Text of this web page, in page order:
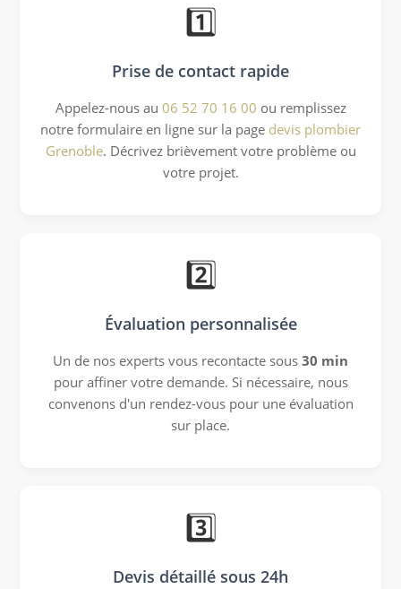
1️⃣
Prise de contact rapide
Appelez-nous au 06 52 70 16 00 ou remplissez
notre formulaire en ligne sur la page devis plombier
Grenoble. Décrivez brièvement votre problème ou
votre projet.
2️⃣
Évaluation personnalisée
Un de nos experts vous recontacte sous 30 min
pour affiner votre demande. Si nécessaire, nous
convenons d'un rendez-vous pour une évaluation
sur place.
3️⃣
Devis détaillé sous 24h